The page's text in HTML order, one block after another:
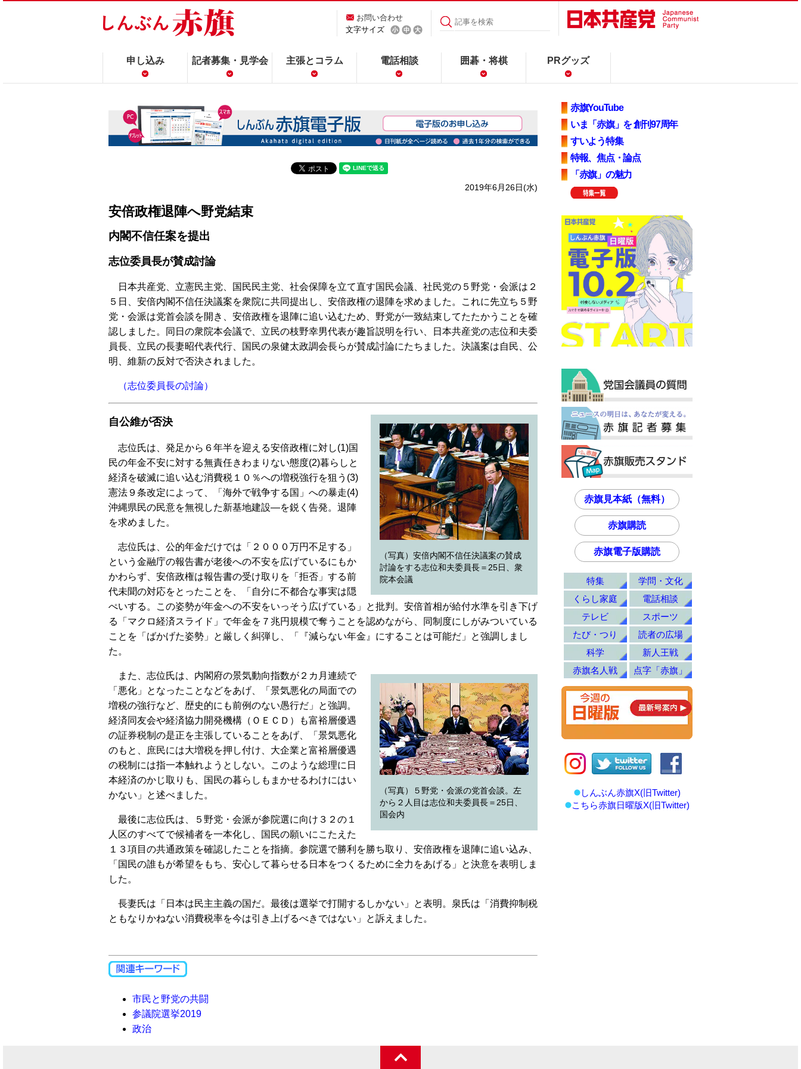
お問い合わせ
文字サイズ
申し込み 記者募集・見学会 主張とコラム 電話相談 囲碁・将棋 PRグッズ
2019年6月26日(水)
安倍政権退陣へ野党結束
内閣不信任案を提出
志位委員長が賛成討論
日本共産党、立憲民主党、国民民主党、社会保障を立て直す国民会議、社民党の５野党・会派は２
５日、安倍内閣不信任決議案を衆院に共同提出し、安倍政権の退陣を求めました。これに先立ち５野
党・会派は党首会談を開き、安倍政権を退陣に追い込むため、野党が一致結束してたたかうことを確
認しました。同日の衆院本会議で、立民の枝野幸男代表が趣旨説明を行い、日本共産党の志位和夫委
員長、立民の長妻昭代表代行、国民の泉健太政調会長らが賛成討論にたちました。決議案は自民、公
明、維新の反対で否決されました。
（志位委員長の討論）
（写真）安倍内閣不信任決議案の賛成
討論をする志位和夫委員長＝25日、衆
院本会議
自公維が否決
志位氏は、発足から６年半を迎える安倍政権に対し(1)国
民の年金不安に対する無責任きわまりない態度(2)暮らしと
経済を破滅に追い込む消費税１０％への増税強行を狙う(3)
憲法９条改定によって、「海外で戦争する国」への暴走(4)
沖縄県民の民意を無視した新基地建設―を鋭く告発。退陣
を求めました。
志位氏は、公的年金だけでは「２０００万円不足する」
という金融庁の報告書が老後への不安を広げているにもか
かわらず、安倍政権は報告書の受け取りを「拒否」する前
代未聞の対応をとったことを、「自分に不都合な事実は隠
ぺいする。この姿勢が年金への不安をいっそう広げている」と批判。安倍首相が給付水準を引き下げ
る「マクロ経済スライド」で年金を７兆円規模で奪うことを認めながら、同制度にしがみついている
ことを「ばかげた姿勢」と厳しく糾弾し、「『減らない年金』にすることは可能だ」と強調しまし
た。
（写真）５野党・会派の党首会談。左
から２人目は志位和夫委員長＝25日、
国会内
また、志位氏は、内閣府の景気動向指数が２カ月連続で
「悪化」となったことなどをあげ、「景気悪化の局面での
増税の強行など、歴史的にも前例のない愚行だ」と強調。
経済同友会や経済協力開発機構（ＯＥＣＤ）も富裕層優遇
の証券税制の是正を主張していることをあげ、「景気悪化
のもと、庶民には大増税を押し付け、大企業と富裕層優遇
の税制には指一本触れようとしない。このような総理に日
本経済のかじ取りも、国民の暮らしもまかせるわけにはい
かない」と述べました。
最後に志位氏は、５野党・会派が参院選に向け３２の１
人区のすべてで候補者を一本化し、国民の願いにこたえた
１３項目の共通政策を確認したことを指摘。参院選で勝利を勝ち取り、安倍政権を退陣に追い込み、
「国民の誰もが希望をもち、安心して暮らせる日本をつくるために全力をあげる」と決意を表明しま
した。
長妻氏は「日本は民主主義の国だ。最後は選挙で打開するしかない」と表明。泉氏は「消費抑制税
ともなりかねない消費税率を今は引き上げるべきではない」と訴えました。
市民と野党の共闘
参議院選挙2019
政治
赤旗YouTube
いま「赤旗」を 創刊97周年
すいよう特集
特報、焦点・論点
「赤旗」の魅力
赤旗見本紙（無料）
赤旗購読
赤旗電子版購読
特集
学問・文化
くらし家庭
電話相談
テレビ
スポーツ
たび・つり
読者の広場
科学
新人王戦
赤旗名人戦
点字「赤旗」
しんぶん赤旗X(旧Twitter)
こちら赤旗日曜版X(旧Twitter)